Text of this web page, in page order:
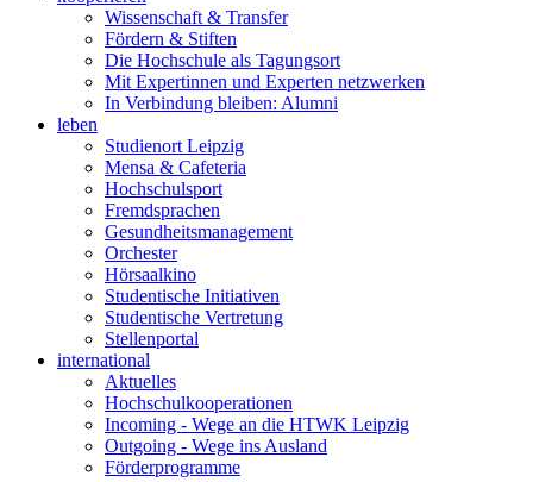
Wissenschaft & Transfer
Fördern & Stiften
Die Hochschule als Tagungsort
Mit Expertinnen und Experten netzwerken
In Verbindung bleiben: Alumni
leben
Studienort Leipzig
Mensa & Cafeteria
Hochschulsport
Fremdsprachen
Gesundheitsmanagement
Orchester
Hörsaalkino
Studentische Initiativen
Studentische Vertretung
Stellenportal
international
Aktuelles
Hochschulkooperationen
Incoming - Wege an die HTWK Leipzig
Outgoing - Wege ins Ausland
Förderprogramme